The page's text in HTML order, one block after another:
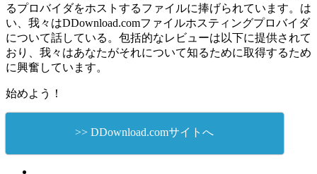
るプロバイダをホストするファイルに捧げられています。は
い、我々はDDownload.comファイルホスティングプロバイダ
について話している。包括的なレビューは以下に提供されて
おり、我々はあなたがそれについて知るために取得するため
に興奮しています。
始めよう！
>> DDownload.comサイトへ